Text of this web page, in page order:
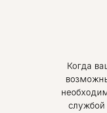
Когда
службой